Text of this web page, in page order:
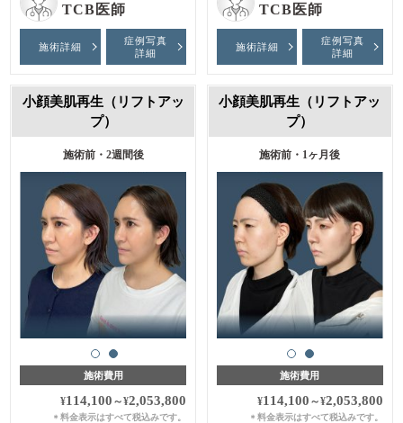
TCB医師
施術詳細
症例写真
詳細
TCB医師
施術詳細
症例写真
詳細
小顔美肌再生（リフトアッ
プ）
施術前・2週間後
施術費用
¥114,100 ～¥2,053,800
＊料金表示はすべて税込みです。
小顔美肌再生（リフトアッ
プ）
施術前・1ヶ月後
施術費用
¥114,100 ～¥2,053,800
＊ 料金表示はすべて税込みです。